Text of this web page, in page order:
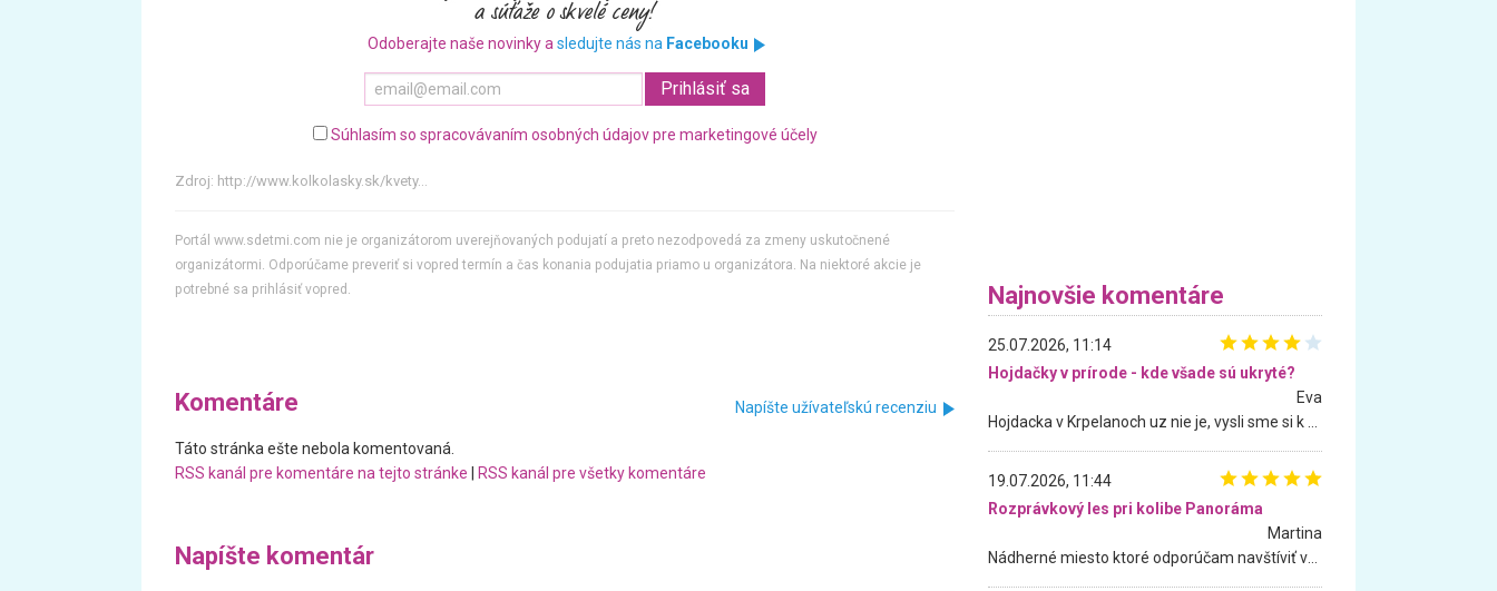
Odoberajte naše novinky a sledujte nás na Facebooku
Súhlasím so spracovávaním osobných údajov pre marketingové účely
Zdroj: http://www.kolkolasky.sk/kvety...
Portál www.sdetmi.com nie je organizátorom uverejňovaných podujatí a preto nezodpovedá za zmeny uskutočnené
organizátormi. Odporúčame preveriť si vopred termín a čas konania podujatia priamo u organizátora. Na niektoré akcie je
potrebné sa prihlásiť vopred.
Komentáre Napíšte užívateľskú recenziu
Táto stránka ešte nebola komentovaná.
RSS kanál pre komentáre na tejto stránke
RSS kanál pre všetky komentáre
Napíšte komentár
Najnovšie komentáre
25.07.2026, 11:14
Hojdačky v prírode - kde všade sú ukryté?
Eva
19.07.2026, 11:44
Rozprávkový les pri kolibe Panoráma
Martina